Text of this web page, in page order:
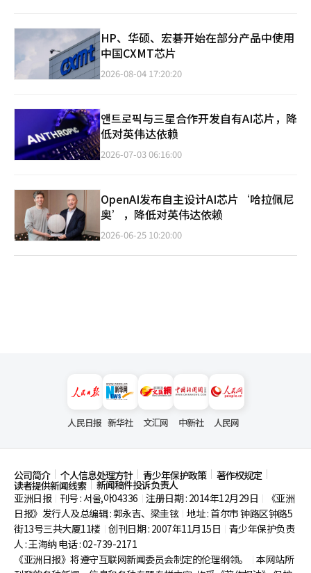
HP、华硕、宏碁开始在部分产品中使用
中国CXMT芯片
2026-08-04 17:20:20
앤트로픽与三星合作开发自有AI芯片，降
低对英伟达依赖
2026-07-03 06:16:00
OpenAI发布自主设计AI芯片‘哈拉佩尼
奥’，降低对英伟达依赖
2026-06-25 10:20:00
人民日报 新华社 文汇网 中新社 人民网
公司简介 个人信息处理方针 青少年保护政策 著作权规定
读者提供新闻线索
新闻稿件投诉负责人
亚洲日报
刊号 : 서울,아04336 注册日期 : 2014年12月29日
《亚洲
日报》发行人及总编辑 : 郭永吉、梁圭铉 地址 : 首尔市钟路区钟路5
街13号三共大厦11楼 创刊日期 : 2007年11月15日
青少年保护负责
人 : 王海纳 电话 : 02-739-2171
《亚洲日报》将遵守互联网新闻委员会制定的伦理纲领。
本网站所